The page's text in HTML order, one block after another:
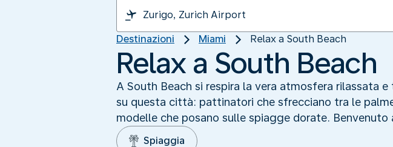
Destinazioni Miami Relax a South Beach
Relax a South Beach
A South Beach si respira la vera atmosfera rilassata
su questa città: pattinatori che sfrecciano tra le
modelle che posano sulle spiagge dorate. Benvenuto
Spiaggia